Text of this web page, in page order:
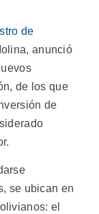
de
anunció
de los que
de
se ubican en
el